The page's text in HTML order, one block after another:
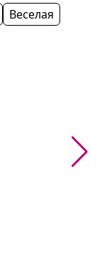
Веселая